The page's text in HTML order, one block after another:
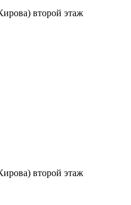
второй этаж
второй этаж